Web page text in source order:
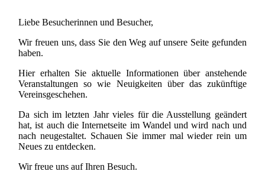
Liebe Besucherinnen und Besucher,
Wir freuen uns, dass Sie den Weg auf unsere Seite gefunden
haben.
Hier erhalten Sie aktuelle Informationen über anstehende
Veranstaltungen so wie Neuigkeiten über das zukünftige
Vereinsgeschehen.
Da sich im letzten Jahr vieles für die Ausstellung geändert
hat, ist auch die Internetseite im Wandel und wird nach und
nach neugestaltet. Schauen Sie immer mal wieder rein um
Neues zu entdecken.
Wir freue uns auf Ihren Besuch.